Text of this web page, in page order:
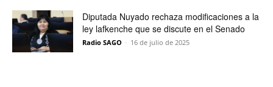
Diputada Nuyado rechaza modificaciones a la
ley lafkenche que se discute en el Senado
Radio SAGO - 16 de julio de 2025